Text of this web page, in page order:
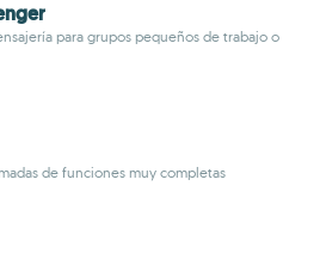
para grupos pequeños de trabajo o
de funciones muy completas